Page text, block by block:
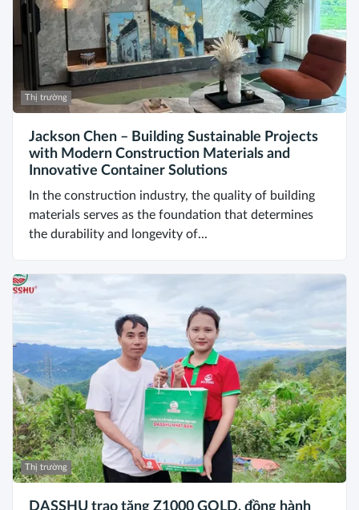
Thị trường
Jackson Chen – Building Sustainable Projects
with Modern Construction Materials and
Innovative Container Solutions
In the construction industry, the quality of building
materials serves as the foundation that determines
the durability and longevity of...
Thị trường
DASSHU trao tặng Z1000 GOLD, đồng hành